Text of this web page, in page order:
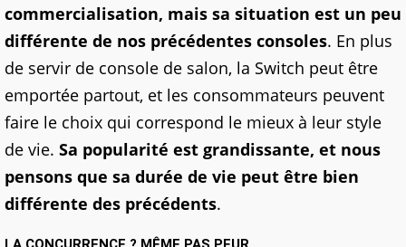
commercialisation, mais sa situation est un peu
différente de nos précédentes consoles. En plus
de servir de console de salon, la Switch peut être
emportée partout, et les consommateurs peuvent
faire le choix qui correspond le mieux à leur style
de vie. Sa popularité est grandissante, et nous
pensons que sa durée de vie peut être bien
différente des précédents.